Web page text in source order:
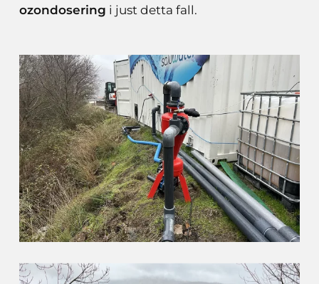
ozondosering i just detta fall.